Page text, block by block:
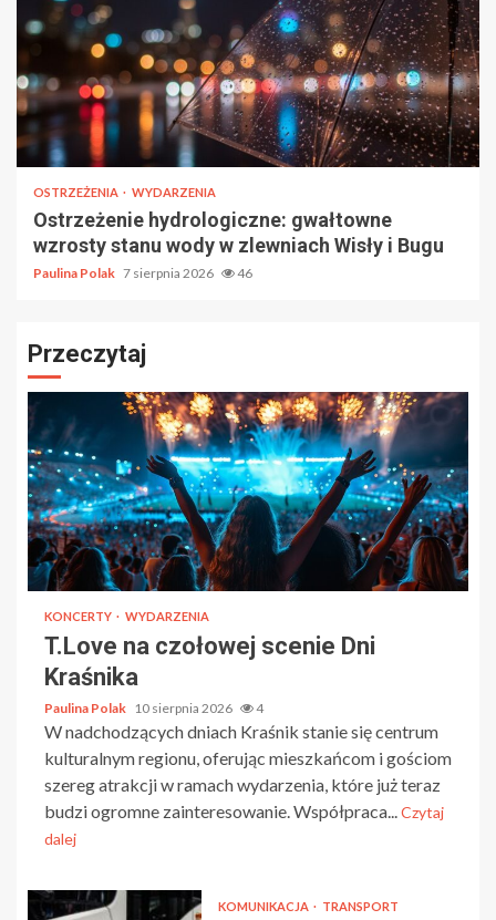
OSTRZEŻENIA WYDARZENIA
Ostrzeżenie hydrologiczne: gwałtowne
wzrosty stanu wody w zlewniach Wisły i Bugu
Paulina Polak 7 sierpnia 2026 46
Przeczytaj
KONCERTY WYDARZENIA
T.Love na czołowej scenie Dni
Kraśnika
Paulina Polak 10 sierpnia 2026 4
W nadchodzących dniach Kraśnik stanie się centrum
kulturalnym regionu, oferując mieszkańcom i gościom
szereg atrakcji w ramach wydarzenia, które już teraz
budzi ogromne zainteresowanie. Współpraca...Czytaj
dalej
KOMUNIKACJA TRANSPORT